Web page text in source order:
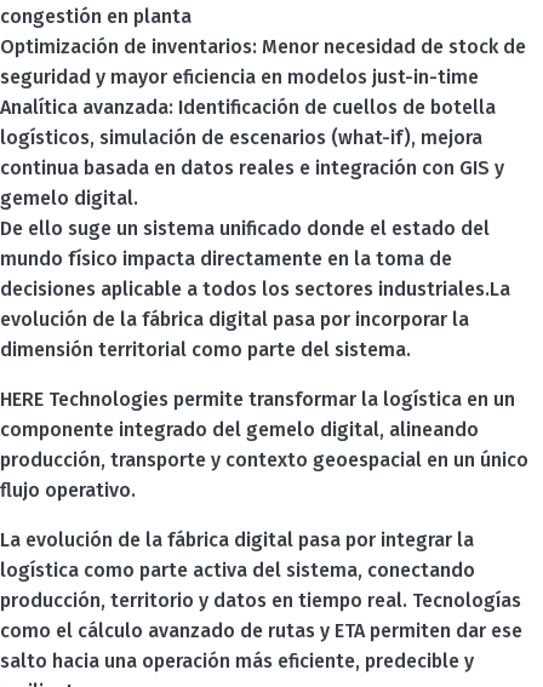
congestión en planta
Optimización de inventarios: Menor necesidad de stock de
seguridad y mayor eficiencia en modelos just-in-time
Analítica avanzada: Identificación de cuellos de botella
logísticos, simulación de escenarios (what-if), mejora
continua basada en datos reales e integración con GIS y
gemelo digital.
De ello suge un sistema unificado donde el estado del
mundo físico impacta directamente en la toma de
decisiones aplicable a todos los sectores industriales.La
evolución de la fábrica digital pasa por incorporar la
dimensión territorial como parte del sistema.
HERE Technologies permite transformar la logística en un
componente integrado del gemelo digital, alineando
producción, transporte y contexto geoespacial en un único
flujo operativo.
La evolución de la fábrica digital pasa por integrar la
logística como parte activa del sistema, conectando
producción, territorio y datos en tiempo real. Tecnologías
como el cálculo avanzado de rutas y ETA permiten dar ese
salto hacia una operación más eficiente, predecible y